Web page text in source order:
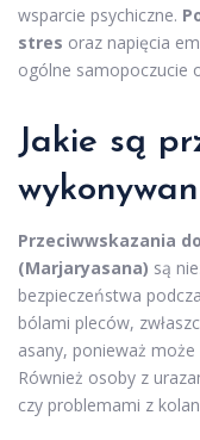
wsparcie psychiczne.
stres oraz napięcia
ogólne samopoczucie
Jakie są
Przeciwwskazania
(Marjaryasana) są
bezpieczeństwa
bólami pleców,
asany, ponieważ
Również osoby z
czy problemami z